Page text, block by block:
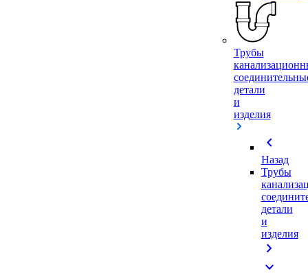
Трубы
детали
и
изделия
chevron_left
Назад
Трубы
детали
и
изделия
chevron_right
expand_more